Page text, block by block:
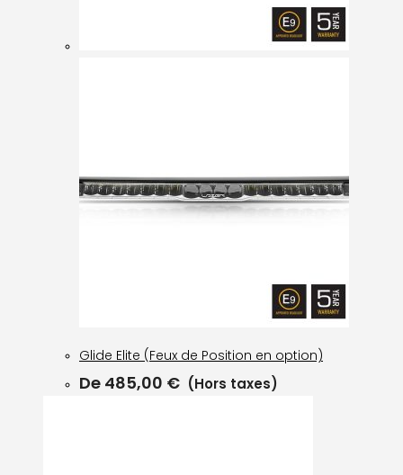
Glide Elite (Feux de Position en option)
De 485,00 € (Hors taxes)